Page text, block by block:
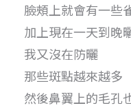
臉頰上就會有一些
加上現在一天到晚
我又沒在防曬
那些斑點越來越多
然後鼻翼上的毛孔